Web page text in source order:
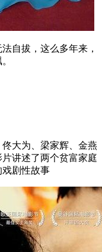
自拔，这么多年来，
大为、梁家辉、金燕
讲述了两个贫富家庭
剧性故事